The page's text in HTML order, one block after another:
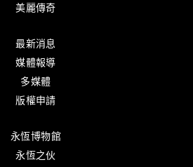
美麗傳奇
最新消息
媒體報導
多媒體
版權申請
永恆博物館
永恆之伙